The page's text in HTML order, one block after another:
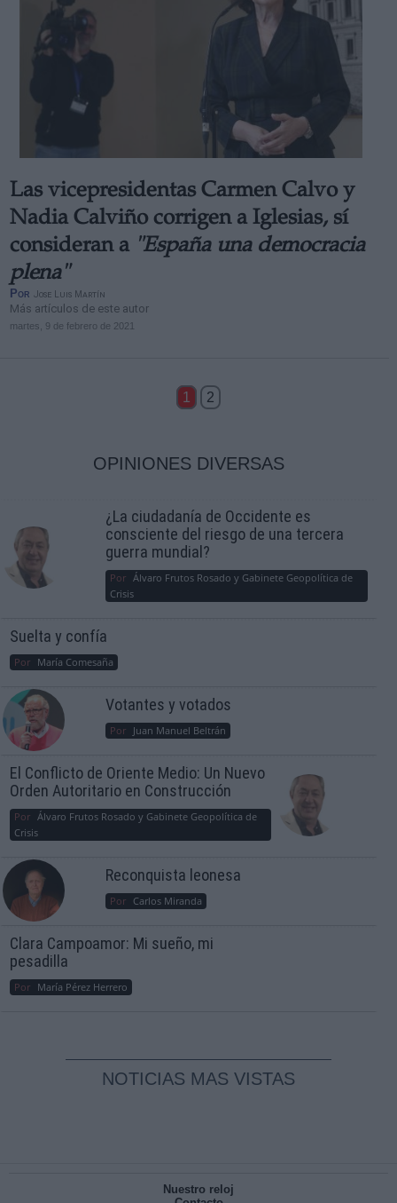
Las vicepresidentas Carmen Calvo y
Nadia Calviño corrigen a Iglesias, sí
consideran a"España una democracia
plena"
Por Jose Luis Martín
Más artículos de este autor
martes, 9 de febrero de 2021
1 2
OPINIONES DIVERSAS
¿La ciudadanía de Occidente es
consciente del riesgo de una tercera
guerra mundial?
Por Álvaro Frutos Rosado y Gabinete Geopolítica de
Crisis
Suelta y confía
Por María Comesaña
Votantes y votados
Por Juan Manuel Beltrán
El Conflicto de Oriente Medio: Un Nuevo
Orden Autoritario en Construcción
Por Álvaro Frutos Rosado y Gabinete Geopolítica de
Crisis
Reconquista leonesa
Por Carlos Miranda
Clara Campoamor: Mi sueño, mi
pesadilla
Por María Pérez Herrero
NOTICIAS MAS VISTAS
Nuestro reloj